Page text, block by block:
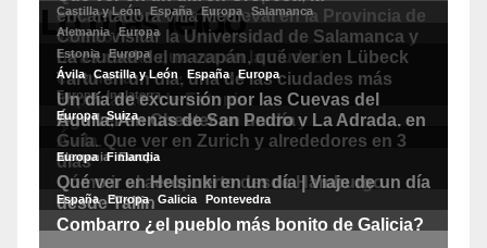
Lo más leído